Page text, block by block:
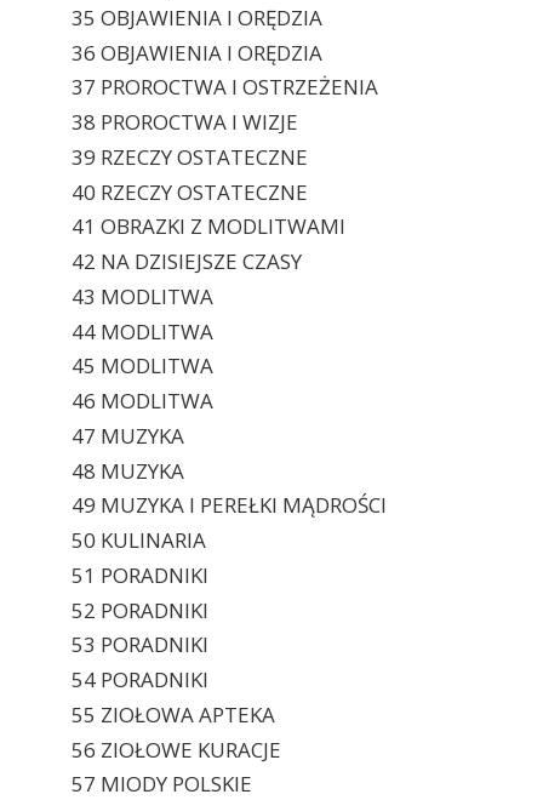
35 OBJAWIENIA I ORĘDZIA
36 OBJAWIENIA I ORĘDZIA
37 PROROCTWA I OSTRZEŻENIA
38 PROROCTWA I WIZJE
39 RZECZY OSTATECZNE
40 RZECZY OSTATECZNE
41 OBRAZKI Z MODLITWAMI
42 NA DZISIEJSZE CZASY
43 MODLITWA
44 MODLITWA
45 MODLITWA
46 MODLITWA
47 MUZYKA
48 MUZYKA
49 MUZYKA I PEREŁKI MĄDROŚCI
50 KULINARIA
51 PORADNIKI
52 PORADNIKI
53 PORADNIKI
54 PORADNIKI
55 ZIOŁOWA APTEKA
56 ZIOŁOWE KURACJE
57 MIODY POLSKIE